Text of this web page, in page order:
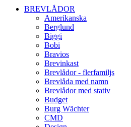
BREVLÅDOR
Amerikanska
Berglund
Biggi
Bobi
Bravios
Brevinkast
Brevlådor - flerfamiljs
Brevlåda med namn
Brevlådor med stativ
Budget
Burg Wächter
CMD